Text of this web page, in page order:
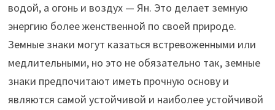
водой, а огонь и воздух — Ян. Это делает земную
энергию более женственной по своей природе.
Земные знаки могут казаться встревоженными или
медлительными, но это не обязательно так, земные
знаки предпочитают иметь прочную основу и
являются самой устойчивой и наиболее устойчивой